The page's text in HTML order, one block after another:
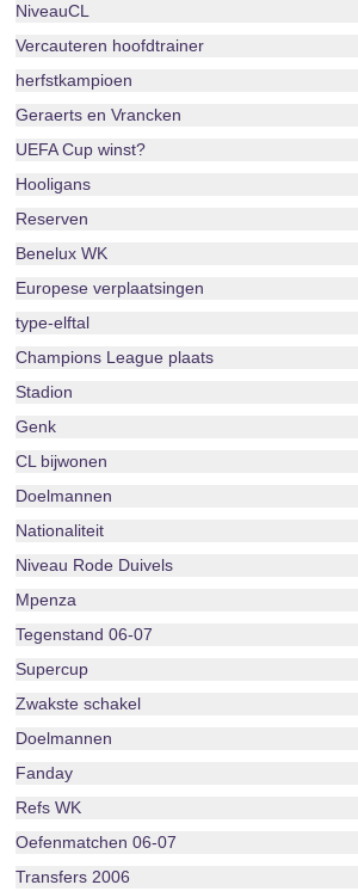
NiveauCL
Vercauteren hoofdtrainer
herfstkampioen
Geraerts en Vrancken
UEFA Cup winst?
Hooligans
Reserven
Benelux WK
Europese verplaatsingen
type-elftal
Champions League plaats
Stadion
Genk
CL bijwonen
Doelmannen
Nationaliteit
Niveau Rode Duivels
Mpenza
Tegenstand 06-07
Supercup
Zwakste schakel
Doelmannen
Fanday
Refs WK
Oefenmatchen 06-07
Transfers 2006